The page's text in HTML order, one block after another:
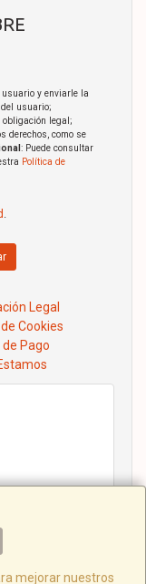
mejorar nuestros
y enviarle la
usuario;
obligación legal;
derechos, como se
: Puede consultar
Política de
.
Legal
Cookies
de Pago
a 14.00